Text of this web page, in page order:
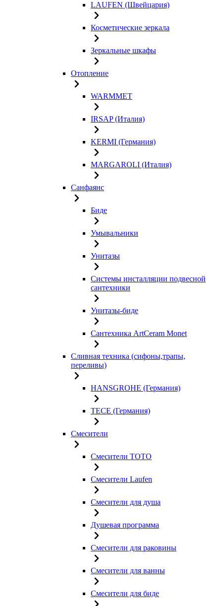
LAUFEN (Швейцария)
Косметические зеркала
Зеркальные шкафы
Отопление
WARMMET
IRSAP (Италия)
KERMI (Германия)
MARGAROLI (Италия)
Санфаянс
Биде
Умывальники
Унитазы
Системы инсталляции подвесной
сантехники
Унитазы-биде
Сантехника ArtCeram Monet
Сливная техника (сифоны,трапы,
переливы)
HANSGROHE (Германия)
TECE (Германия)
Смесители
Смесители TOTO
Смесители Laufen
Смесители для душа
Душевая программа
Смесители для раковины
Смесители для ванны
Смесители для биде